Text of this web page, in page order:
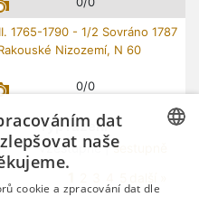
1765-1790 - 1/2 Sovráno 1787
Nizozemí, N 60
0/0
Typ řazení
vzestupně |sestupně
GERMAN
dat
naše
cookie a zpracování dat dle